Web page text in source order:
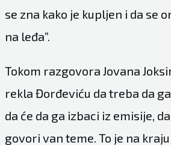
se zna kako je kupljen i da se
na leđa”.
Tokom razgovora Jovana
rekla Đorđeviću da treba da
da će da ga izbaci iz emisije,
govori van teme. To je na